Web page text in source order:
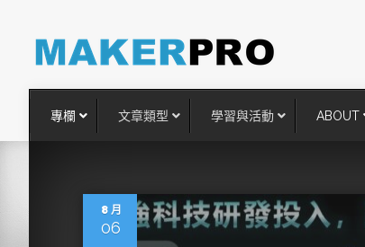
專欄 文章類型 學習與活動 ABOUT
8 月
06